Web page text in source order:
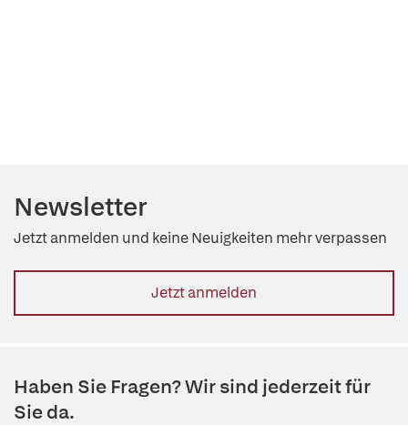
Newsletter
Jetzt anmelden und keine Neuigkeiten mehr verpassen
Jetzt anmelden
Haben Sie Fragen? Wir sind jederzeit für
Sie da.